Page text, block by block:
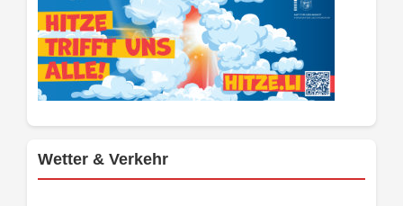
Wetter & Verkehr